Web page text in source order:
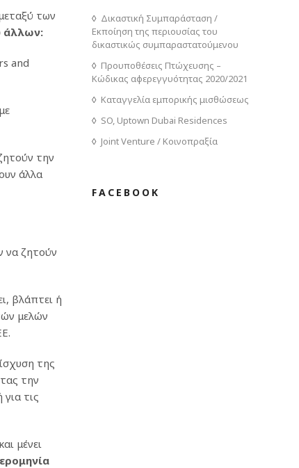
των
άλλων:
and
την
άλλα
να ζητούν
βλάπτει ή
μελών
της
την
τις
μένει
Δικαστική Συμπαράσταση /
Εκποίηση της περιουσίας του
δικαστικώς συμπαραστατούμενου
Προυποθέσεις Πτώχευσης –
Κώδικας αφερεγγυότητας 2020/2021
Καταγγελία εμπορικής μισθώσεως
SO, Uptown Dubai Residences
Joint Venture / Κοινοπραξία
FACEBOOK